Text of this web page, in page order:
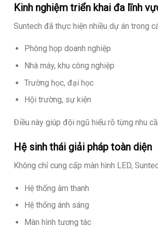
Kinh nghiệm triển khai đa lĩnh
Suntech đã thực hiện nhiều dự án trong
Phòng họp doanh nghiệp
Nhà máy, khu công nghiệp
Trường học, đại học
Hội trường, sự kiện
Điều này giúp đội ngũ hiểu rõ từng nhu
Hệ sinh thái giải pháp toàn diện
Không chỉ cung cấp màn hình LED,
Hệ thống âm thanh
Hệ thống ánh sáng
Màn hình tương tác